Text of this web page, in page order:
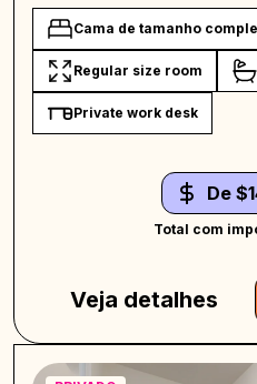
Cama de tamanho
Regular size room
Private work desk
De
Total com
Veja detalhes